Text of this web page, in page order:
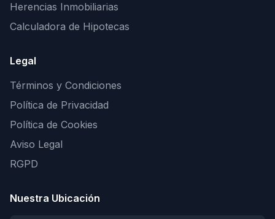
Herencias Inmobiliarias
Calculadora de Hipotecas
Legal
Términos y Condiciones
Política de Privacidad
Política de Cookies
Aviso Legal
RGPD
Nuestra Ubicación